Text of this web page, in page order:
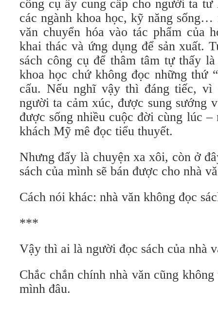
công cụ ấy cung cấp cho người ta
các ngành khoa học, kỹ năng sống…
văn chuyển hóa vào tác phẩm của
khai thác và ứng dụng để sản xuất.
sách công cụ để thâm tâm tự thấy
khoa học chứ không đọc những thứ
cấu. Nếu nghĩ vậy thì đáng tiếc, vì
người ta cảm xúc, được sung sướng
được sống nhiều cuộc đời cùng lúc
khách Mỹ mê đọc tiểu thuyết.
Nhưng đấy là chuyện xa xôi, còn ở
sách của mình sẽ bán được cho nhà
Cách nói khác: nhà văn không đọc
***
Vậy thì ai là người đọc sách của nhà
Chắc chắn chính nhà văn cũng
mình đâu.